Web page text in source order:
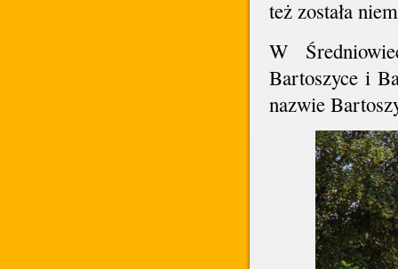
też została
W
Bartoszyce i
nazwie